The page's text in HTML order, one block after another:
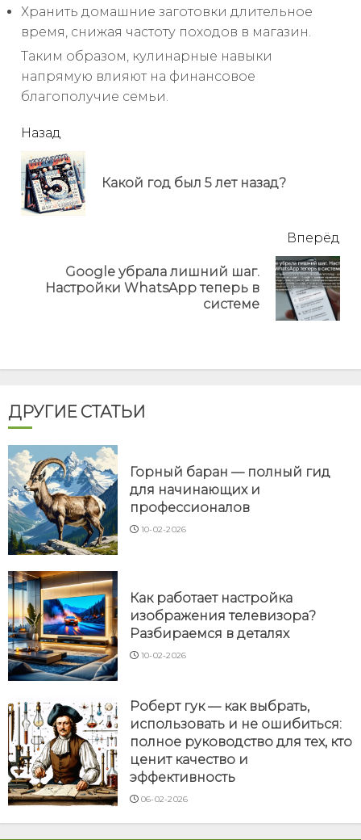
Хранить домашние заготовки длительное
время, снижая частоту походов в магазин.
Таким образом, кулинарные навыки
напрямую влияют на финансовое
благополучие семьи.
читать
еще
Назад
Какой год был 5 лет назад?
Вперёд
Next
Google убрала лишний шаг.
Настройки WhatsApp теперь в
системе
ДРУГИЕ СТАТЬИ
Горный баран — полный гид
для начинающих и
профессионалов
10-02-2026
Как работает настройка
изображения телевизора?
Разбираемся в деталях
10-02-2026
Роберт гук — как выбрать,
использовать и не ошибиться:
полное руководство для тех, кто
ценит качество и
эффективность
06-02-2026